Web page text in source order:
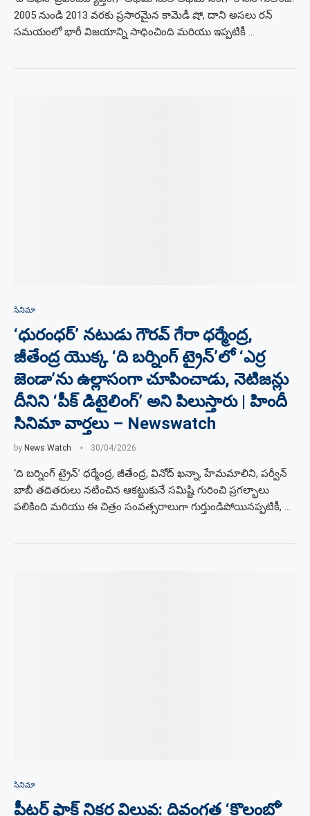
2005 నుండి 2013 వరకు ప్రసారమైన కామెడీ షో, దాని అసలు రన్
సమయంలో భారీ విజయాన్ని సాధించింది మరియు ఇప్పటికీ …
సినిమా
‘ధురంధర్’ నటుడు గౌరవ్ గేరా ధర్మేంద్ర,
జీతేంద్ర యొక్క ‘ది బర్నింగ్ ట్రైన్’లో ‘ఎర్ర
జెండా’ను ఉల్లాసంగా చూపించాడు, నెటిజన్లు
దీనిని ‘పీక్ డిటైలింగ్’ అని పిలుస్తారు | హిందీ
సినిమా వార్తలు – Newswatch
by News Watch 30/04/2026
‘ది బర్నింగ్ ట్రైన్’ ధర్మేంద్ర, జీతేంద్ర, వినోద్ ఖన్నా, హేమమాలిని, పర్వీన్
బాబీ తదితరులు నటించిన ఆకట్టుకునే సమిష్టి గురించి ప్రగల్భాలు
పలికింది మరియు ఈ చిత్రం సంవత్సరాలుగా గుర్తుండిపోయినప్పటికీ, …
సినిమా
పీటర్ ఫాక్ నికర విలువ: దివంగత ‘కొలంబో’